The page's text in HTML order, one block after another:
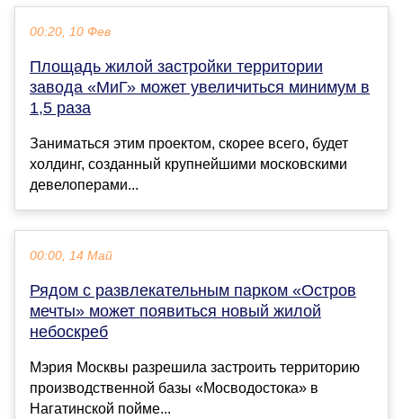
00:20, 10 Фев
Площадь жилой застройки территории
завода «МиГ» может увеличиться минимум в
1,5 раза
Заниматься этим проектом, скорее всего, будет
холдинг, созданный крупнейшими московскими
девелоперами...
00:00, 14 Май
Рядом с развлекательным парком «Остров
мечты» может появиться новый жилой
небоскреб
Мэрия Москвы разрешила застроить территорию
производственной базы «Мосводостока» в
Нагатинской пойме...